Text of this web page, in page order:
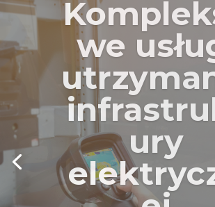
Czyszczenie
elektrycznych
Niezawodna metoda
wybraną technologią
indywidualnych potrzeb
zakładu.